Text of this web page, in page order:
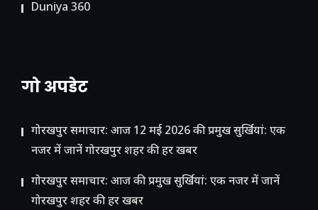
Duniya 360
गो अपडेट
गोरखपुर समाचार: आज 12 मई 2026 की प्रमुख सुर्खियां: एक
नजर में जानें गोरखपुर शहर की हर खबर
गोरखपुर समाचार: आज की प्रमुख सुर्खियां: एक नजर में जानें
गोरखपुर शहर की हर खबर